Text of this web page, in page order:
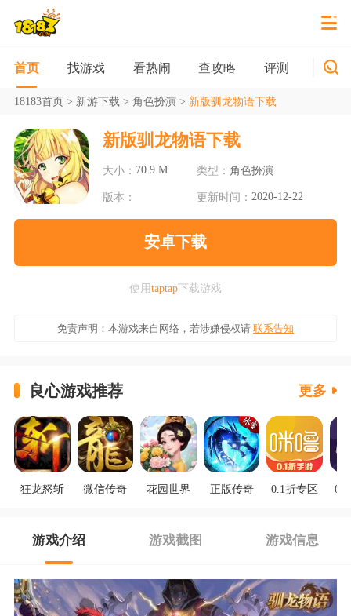
首页 找游戏 看热闹 查攻略 评测 新游
18183首页> 新游下载> 角色扮演> 新版驯龙物语下载
新版驯龙物语下载
大小： 70.9 M 类型： 角色扮演
版本： 更新时间： 2020-12-22
安卓下载
使用taptap下载游戏
免责声明：本游戏来自网络，若涉嫌侵权请 联系告知
良心游戏推荐 更多
狂龙怒斩 微信传奇 花园世界 正版传奇 0.1折专区
游戏介绍 游戏截图 游戏信息